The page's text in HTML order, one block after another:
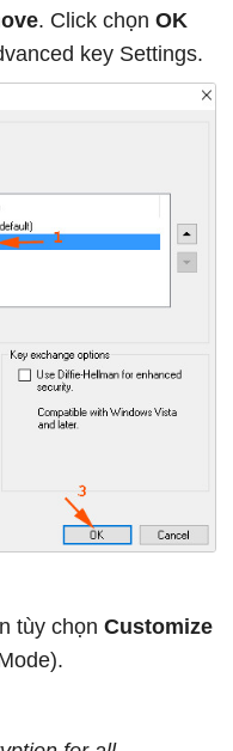
. Click chọn OK
key Settings.
tùy chọn Customize